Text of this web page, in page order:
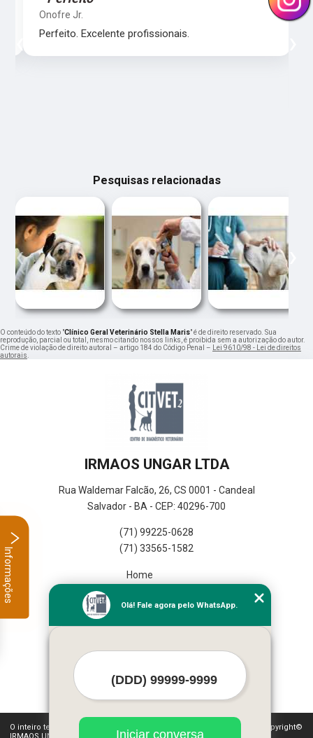
Onofre Jr.
Perfeito. Excelente profissionais.
‹
Pesquisas relacionadas
‹ ›
O conteúdo do texto "Clínico Geral Veterinário Stella Maris" é de direito reservado. Sua
reprodução, parcial ou total, mesmo citando nossos links, é proibida sem a autorização do autor.
Crime de violação de direito autoral – artigo 184 do Código Penal –
Lei 9610/98 - Lei de direitos
autorais
IRMAOS UNGAR LTDA
Rua Waldemar Falcão, 26, CS 0001 - Candeal
Salvador - BA - CEP: 40296-700
(71) 99225-0628
(71) 33565-1582
Home
Missão
O inteiro teor deste site está sujeito à proteção de direitos autorais. Copyright©
IRMAOS UNGAR LTDA (Lei 9610 de 19/02/1998)
Olá! Fale agora pelo WhatsApp.
Iniciar conversa
Informações